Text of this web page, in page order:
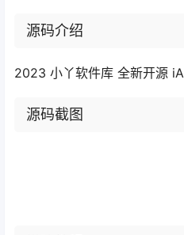
源码介绍
2023 小丫软件库 全新开源
源码截图